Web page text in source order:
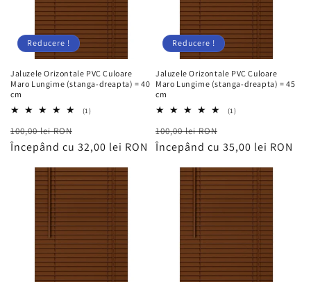
Reducere !
Jaluzele Orizontale PVC Culoare
Maro Lungime (stanga-dreapta) = 40
cm
(1)1
Preț
obișnuit
100,00 lei RON
redus
Începând cu 32,00 lei RON
Reducere !
Jaluzele Orizontale PVC Culoare
Maro Lungime (stanga-dreapta) = 45
cm
(1)1
Preț
obișnuit
100,00 lei RON
redus
Începând cu 35,00 lei RON